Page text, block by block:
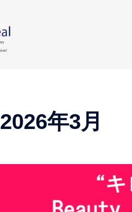
2026年3月